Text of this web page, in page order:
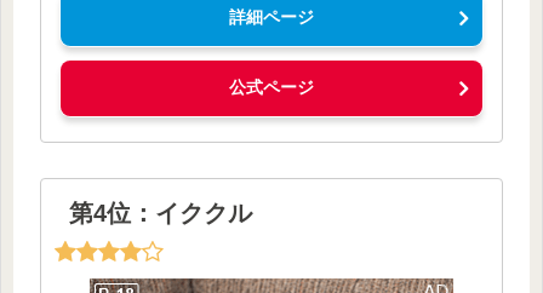
詳細ページ
公式ページ
第4位：イククル